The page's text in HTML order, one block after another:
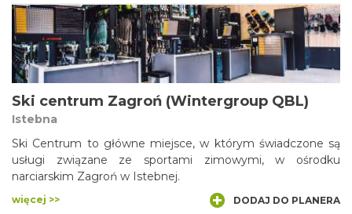
Ski centrum Zagroń (Wintergroup QBL)
Istebna
Ski Centrum to główne miejsce, w którym świadczone są
usługi związane ze sportami zimowymi, w ośrodku
narciarskim Zagroń w Istebnej.
więcej >> DODAJ DO PLANERA